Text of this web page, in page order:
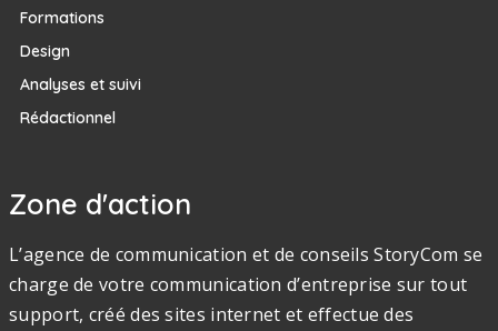
Formations
Design
Analyses et suivi
Rédactionnel
Zone d'action
L’agence de communication et de conseils StoryCom se
charge de votre communication d’entreprise sur tout
support, créé des sites internet et effectue des